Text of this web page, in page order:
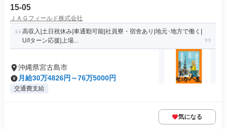
15-05
ＪＡＧフィールド株式会社
高収入|土日祝休み|車通勤可能|社員寮・宿舍あり|地元･地方で働く|
U/Iターン応援|上場...
沖縄県宮古島市
月給30万4826円～76万5000円
交通費支給
気になる